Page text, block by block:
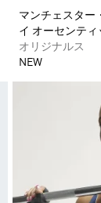
マンチェスター
イ オーセンテ
オリジナルス
NEW
ほしいものリスト